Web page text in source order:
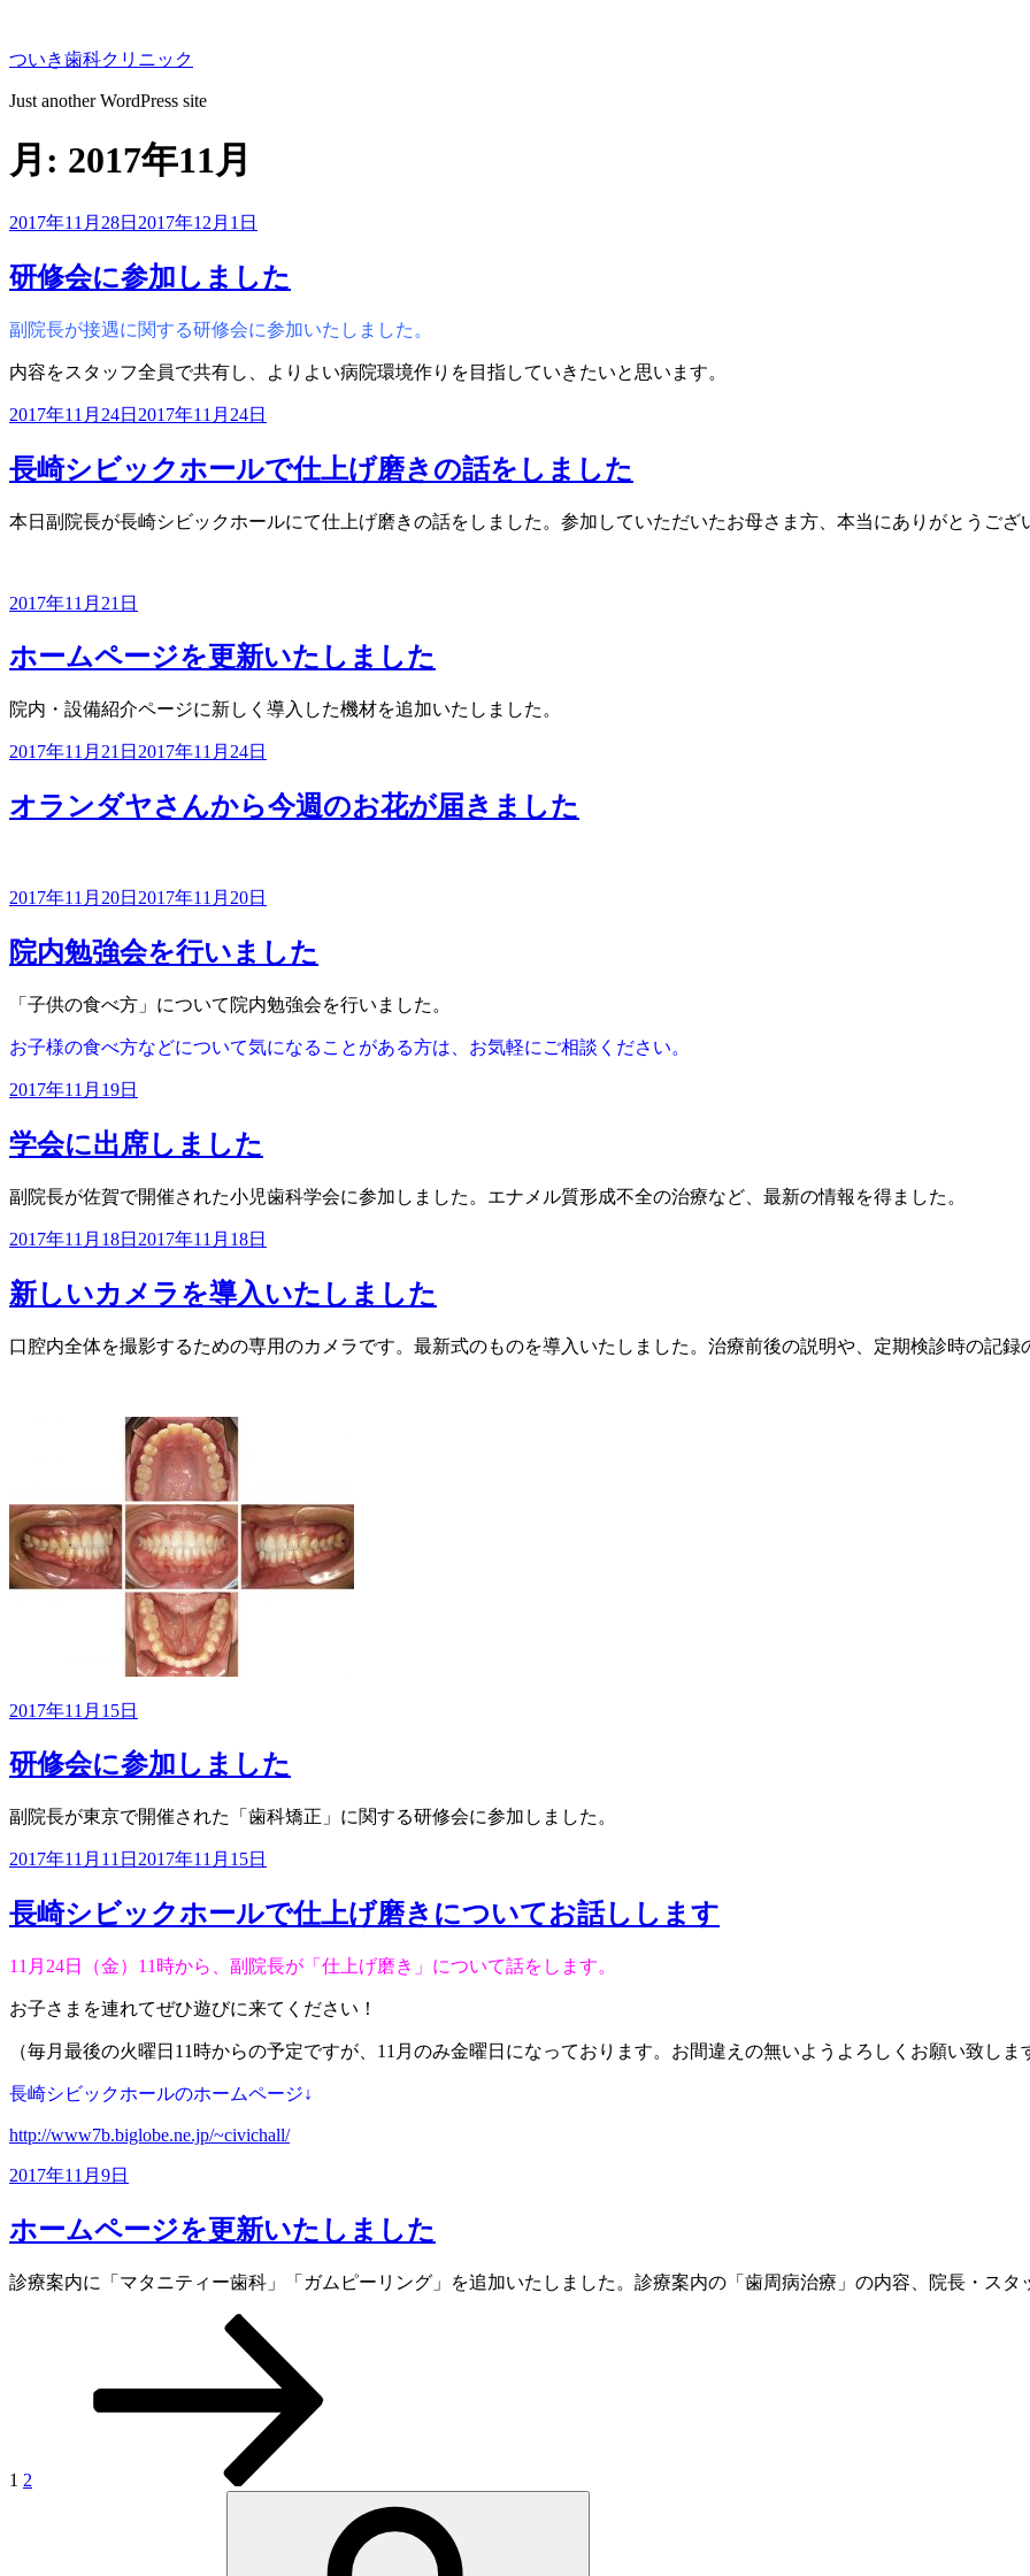
テ
ン
へ
ス
ッ
プ
ついき歯科クリニック
Just another WordPress site
月: 2017年11月
投
日:
2017年11月28日 2017年12月1日
研修会に参加しました
副院長が接遇に関する研修会に参加いたしました。
内容をスタッフ全員で共有し、よりよい病院環境作りを目指していきたいと思います。
投
日:
2017年11月24日 2017年11月24日
長崎シビックホールで仕上げ磨きの話をしました
本日副院長が長崎シビックホールにて仕上げ磨きの話をしました。参加していただいたお母さま方、本当にありがとうござ
投
日:
2017年11月21日
ホームページを更新いたしました
院内・設備紹介ページに新しく導入した機材を追加いたしました。
投
日:
2017年11月21日 2017年11月24日
オランダヤさんから今週のお花が届きました
投
日:
2017年11月20日 2017年11月20日
院内勉強会を行いました
「子供の食べ方」について院内勉強会を行いました。
お子様の食べ方などについて気になることがある方は、お気軽にご相談ください。
投
日:
2017年11月19日
学会に出席しました
副院長が佐賀で開催された小児歯科学会に参加しました。エナメル質形成不全の治療など、最新の情報を得ました。
投
日:
2017年11月18日 2017年11月18日
新しいカメラを導入いたしました
口腔内全体を撮影するための専用のカメラです。最新式のものを導入いたしました。治療前後の説明や、定期検診時の記
投
日:
2017年11月15日
研修会に参加しました
副院長が東京で開催された「歯科矯正」に関する研修会に参加しました。
投
日:
2017年11月11日 2017年11月15日
長崎シビックホールで仕上げ磨きについてお話しします
11月24日（金）11時から、副院長が「仕上げ磨き」について話をします。
お子さまを連れてぜひ遊びに来てください！
（毎月最後の火曜日11時からの予定ですが、11月のみ金曜日になっております。お間違えの無いようよろしくお願い致しま
長崎シビックホールのホームページ↓
http://www7b.biglobe.ne.jp/~civichall/
投
日:
2017年11月9日
ホームページを更新いたしました
診療案内に「マタニティー歯科」「ガムピーリング」を追加いたしました。診療案内の「歯周病治療」の内容、院長・ス
ゲ
1 2